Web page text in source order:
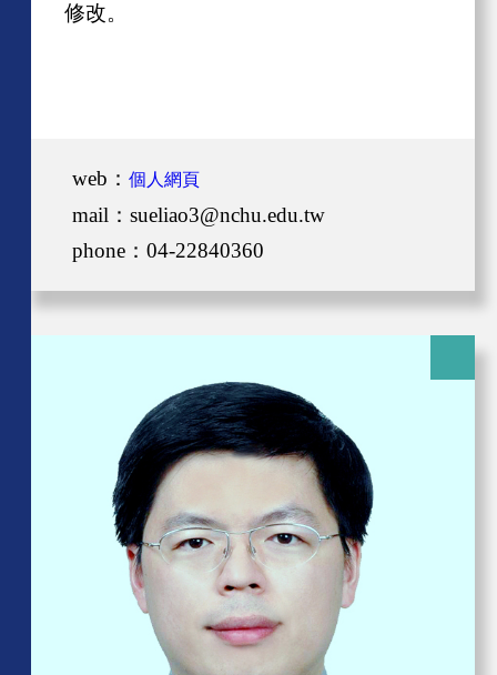
修改。
web： 個人網頁
mail：sueliao3@nchu.edu.tw
phone：04-22840360